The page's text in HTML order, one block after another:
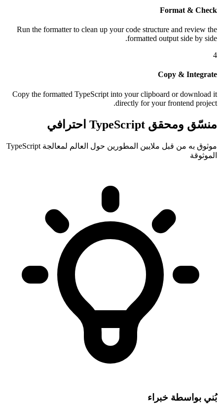
Format & Check
Run the formatter to clean up your code structure and review the
formatted output side by side.
4
Copy & Integrate
Copy the formatted TypeScript into your clipboard or download it
directly for your frontend project.
منسّق ومحقق TypeScript احترافي
موثوق به من قبل ملايين المطورين حول العالم لمعالجة TypeScript
الموثوقة
بُني بواسطة خبراء